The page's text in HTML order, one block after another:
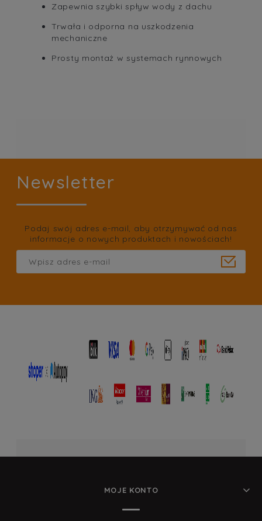
Zapewnia szybki spływ wody z dachu
Trwała i odporna na uszkodzenia
mechaniczne
Prosty montaż w systemach rynnowych
Newsletter
Podaj swój adres e-mail, aby otrzymywać od nas
informacje o nowych produktach i nowościach!
MOJE KONTO